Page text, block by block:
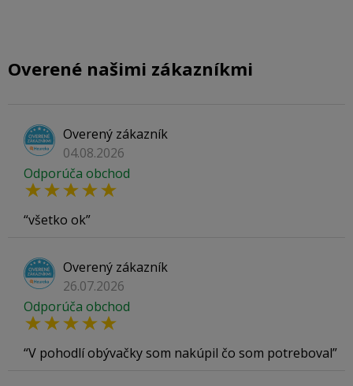
Overené našimi zákazníkmi
Overený zákazník
04.08.2026
Odporúča obchod
všetko ok
Overený zákazník
26.07.2026
Odporúča obchod
V pohodlí obývačky som nakúpil čo som potreboval